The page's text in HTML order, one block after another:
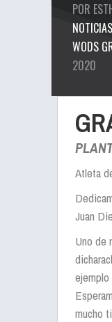
POR
NOTICIAS
WODS
2020
Atleta
Juan
Uno de
mucho